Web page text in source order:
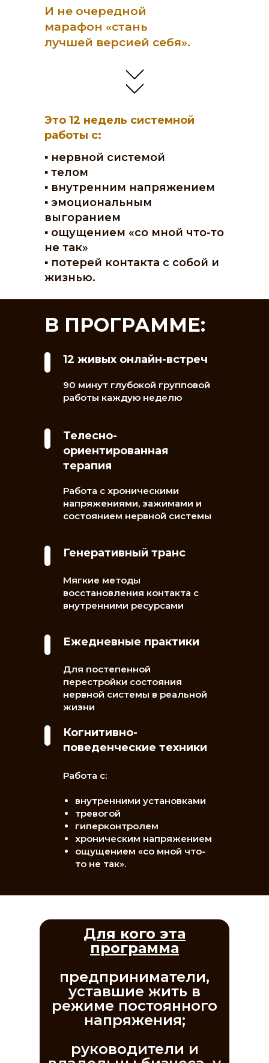
И не очередной
марафон «стань
лучшей версией себя».
Это 12 недель системной
работы с:
▪️ нервной системой
▪️ телом
▪️ внутренним напряжением
▪️ эмоциональным
выгоранием
▪️ ощущением «со мной что-то
не так»
▪️ потерей контакта с собой и
жизнью.
В ПРОГРАММЕ:
12 живых онлайн-встреч
90 минут глубокой групповой
работы каждую неделю
Генеративный транс
Мягкие методы
восстановления контакта с
внутренними ресурсами
Ежедневные практики
Для постепенной
перестройки состояния
нервной системы в реальной
жизни
Когнитивно-
поведенческие техники
Работа с:
внутренними установками
тревогой
гиперконтролем
хроническим напряжением
ощущением «со мной что-
то не так».
Телесно-
ориентированная
терапия
Работа с хроническими
напряжениями, зажимами и
состоянием нервной системы
Для кого эта
программа
предприниматели,
уставшие жить в
режиме постоянного
напряжения;
руководители и